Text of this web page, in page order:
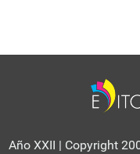
Año XXII | Copyright